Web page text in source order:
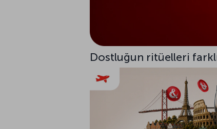
Dostluğun ritüelleri